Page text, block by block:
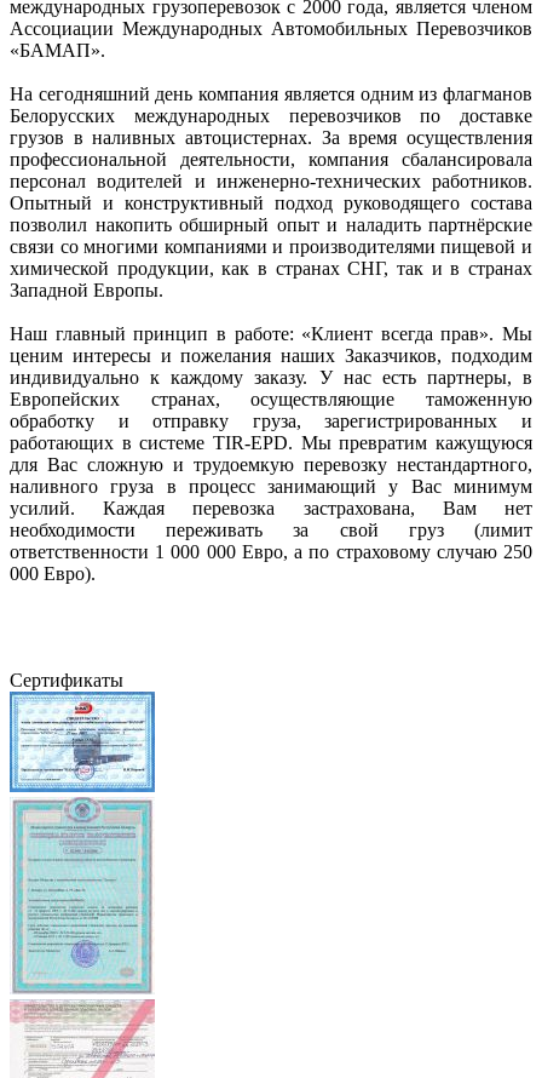
международных грузоперевозок с 2000 года, является членом
Ассоциации Международных Автомобильных Перевозчиков
«БАМАП».
На сегодняшний день компания является одним из флагманов
Белорусских международных перевозчиков по доставке
грузов в наливных автоцистернах. За время осуществления
профессиональной деятельности, компания сбалансировала
персонал водителей и инженерно-технических работников.
Опытный и конструктивный подход руководящего состава
позволил накопить обширный опыт и наладить партнёрские
связи со многими компаниями и производителями пищевой и
химической продукции, как в странах СНГ, так и в странах
Западной Европы.
Наш главный принцип в работе: «Клиент всегда прав». Мы
ценим интересы и пожелания наших Заказчиков, подходим
индивидуально к каждому заказу. У нас есть партнеры, в
Европейских странах, осуществляющие таможенную
обработку и отправку груза, зарегистрированных и
работающих в системе TIR-EPD. Мы превратим кажущуюся
для Вас сложную и трудоемкую перевозку нестандартного,
наливного груза в процесс занимающий у Вас минимум
усилий. Каждая перевозка застрахована, Вам нет
необходимости переживать за свой груз (лимит
ответственности 1 000 000 Евро, а по страховому случаю 250
000 Евро).
Сертификаты